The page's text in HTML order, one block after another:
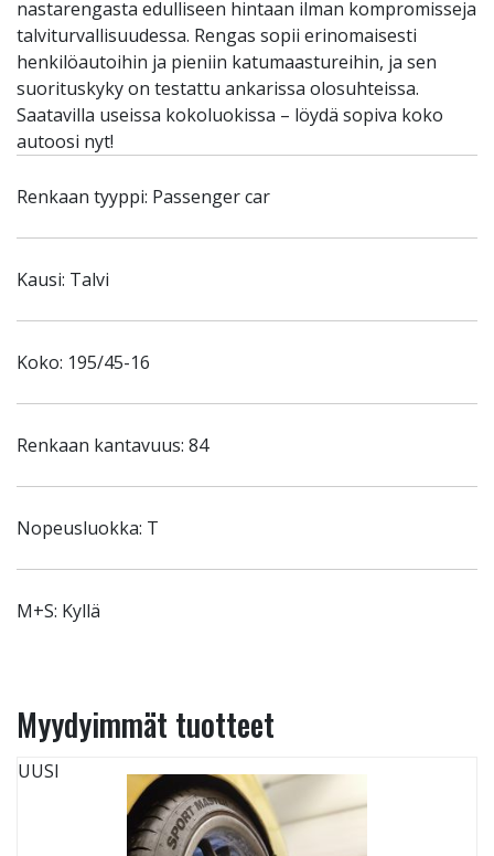
nastarengasta edulliseen hintaan ilman kompromisseja
talviturvallisuudessa. Rengas sopii erinomaisesti
henkilöautoihin ja pieniin katumaastureihin, ja sen
suorituskyky on testattu ankarissa olosuhteissa.
Saatavilla useissa kokoluokissa – löydä sopiva koko
autoosi nyt!
Renkaan tyyppi: Passenger car
Kausi: Talvi
Koko: 195/45-16
Renkaan kantavuus: 84
Nopeusluokka: T
M+S: Kyllä
Myydyimmät tuotteet
UUSI